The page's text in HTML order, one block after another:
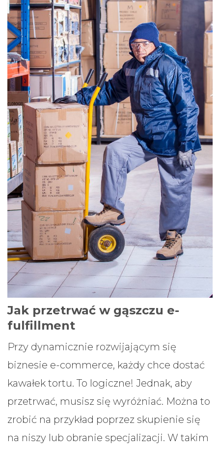
Jak przetrwać w gąszczu e-
fulfillment
Przy dynamicznie rozwijającym się
biznesie e-commerce, każdy chce dostać
kawałek tortu. To logiczne! Jednak, aby
przetrwać, musisz się wyróżniać. Można to
zrobić na przykład poprzez skupienie się
na niszy lub obranie specjalizacji. W takim